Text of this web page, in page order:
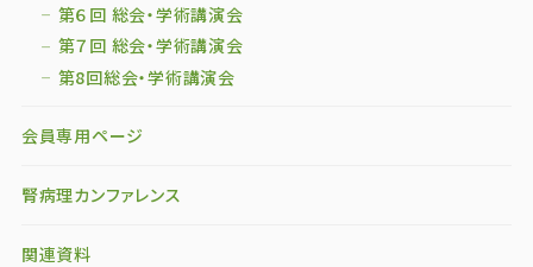
第６回 総会・学術講演会
第７回 総会・学術講演会
第8回総会・学術講演会
会員専用ページ
腎病理カンファレンス
関連資料